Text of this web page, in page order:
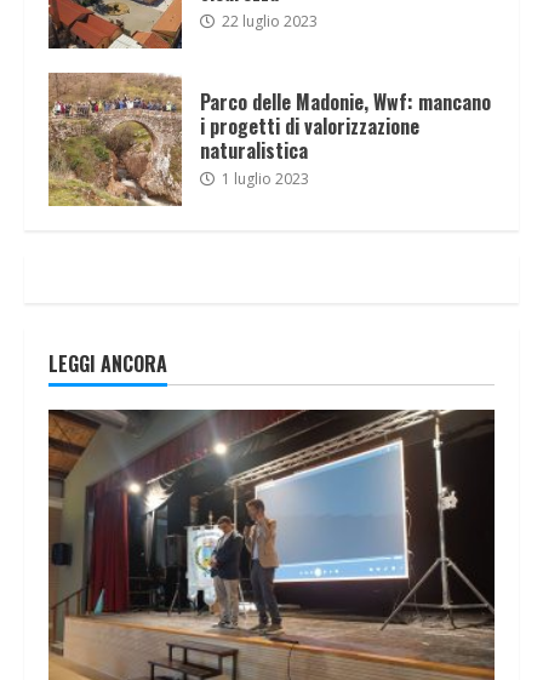
22 luglio 2023
Parco delle Madonie, Wwf: mancano
i progetti di valorizzazione
naturalistica
1 luglio 2023
LEGGI ANCORA